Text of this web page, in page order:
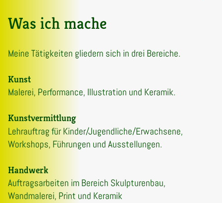
Was ich mache
Meine Tätigkeiten gliedern sich in drei Bereiche.
Kunst
Malerei, Performance, Illustration und Keramik.
Kunstvermittlung
Lehrauftrag für Kinder/Jugendliche/Erwachsene,
Workshops, Führungen und Ausstellungen.
Handwerk
Auftragsarbeiten im Bereich Skulpturenbau,
Wandmalerei, Print und Keramik